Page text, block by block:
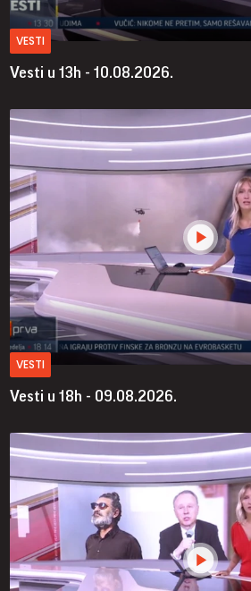
VESTI
Vesti u 13h - 10.08.2026.
VESTI
Vesti u 18h - 09.08.2026.